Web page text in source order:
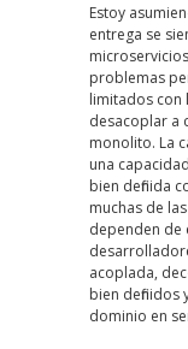
Estoy
entrega se
problemas
limitados con
desacoplar a
monolito. La
una
bien definida
muchas de
dependen de
acoplada,
bien
dominio en